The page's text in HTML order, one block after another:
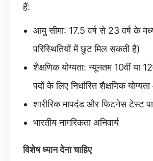
हैं:
आयु सीमा: 17.5 वर्ष से 23 वर्ष के
परिस्थितियों में छूट मिल सकती है)
शैक्षणिक योग्यता: न्यूनतम 10वीं या
पदों के लिए निर्धारित शैक्षणिक
शारीरिक मापदंड और फिटनेस टेस्ट
भारतीय नागरिकता अनिवार्य
विशेष ध्यान देना चाहिए